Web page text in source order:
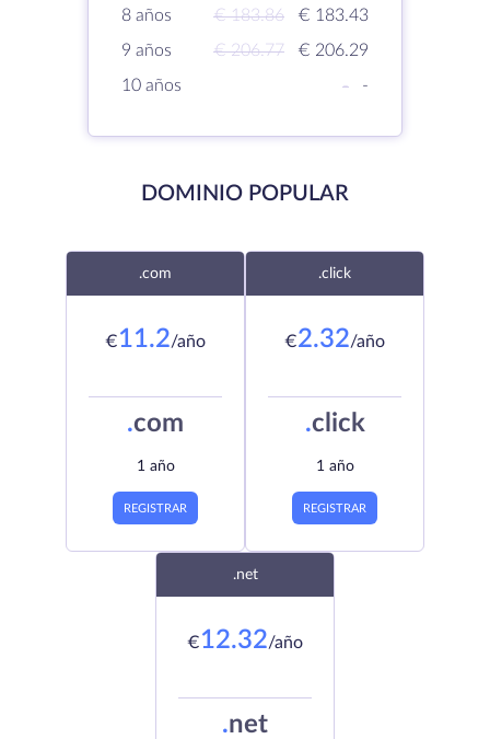
8 años
€ 183.86
€ 183.43
9 años
€ 206.77
€ 206.29
10 años
- -
DOMINIO POPULAR
.com
€11.2/año
.com
1 año
REGISTRAR
.click
€2.32/año
.click
1 año
REGISTRAR
.net
€12.32/año
.net